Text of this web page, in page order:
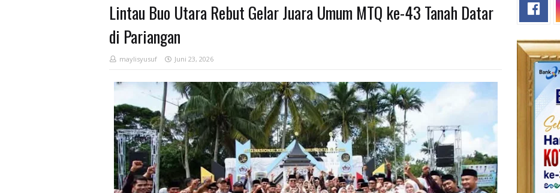
Lintau Buo Utara Rebut Gelar Juara Umum MTQ ke-43 Tanah Datar
di Pariangan
maylisyusuf Juni 23, 2026